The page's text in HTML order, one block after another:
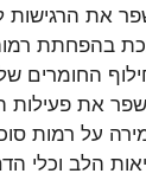
בהפחתת
את פעילות
הלב וכלי